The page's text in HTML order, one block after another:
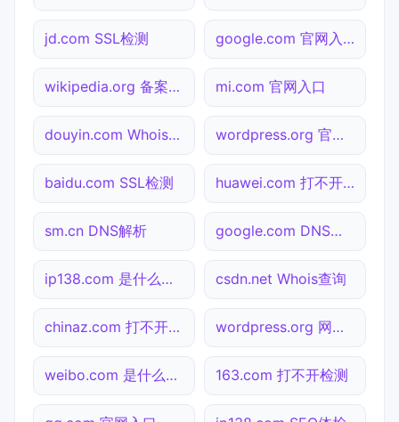
jd.com SSL检测 google.com 官网入口
wikipedia.org 备案查询 mi.com 官网入口
douyin.com Whois查询 wordpress.org 官网入口
baidu.com SSL检测 huawei.com 打不开检测
sm.cn DNS解析 google.com DNS解析
ip138.com 是什么网站 csdn.net Whois查询
chinaz.com 打不开检测 wordpress.org 网站状态
weibo.com 是什么网站 163.com 打不开检测